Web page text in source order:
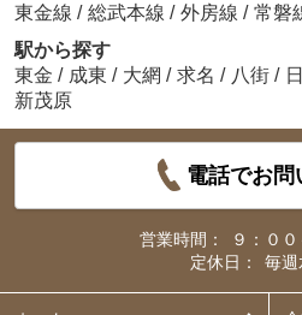
東金線 / 総武本線 / 外房線 / 常磐
駅から探す
東金 / 成東 / 大網 / 求名 / 八街 /
新茂原
電話でお問
営業時間：
９：０
定休日：
毎週